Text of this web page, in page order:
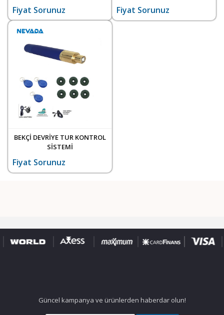
Fiyat Sorunuz Fiyat Sorunuz
BEKÇİ DEVRİYE TUR KONTROL
SİSTEMİ
Fiyat Sorunuz
Güncel kampanya ve ürünlerden haberdar olun!